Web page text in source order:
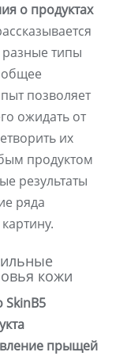
о продуктах
разные типы
позволяет
ожидать от
их
продуктом
результаты
ряда
кожи
прыщей